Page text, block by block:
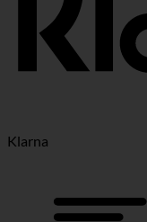
Klarna